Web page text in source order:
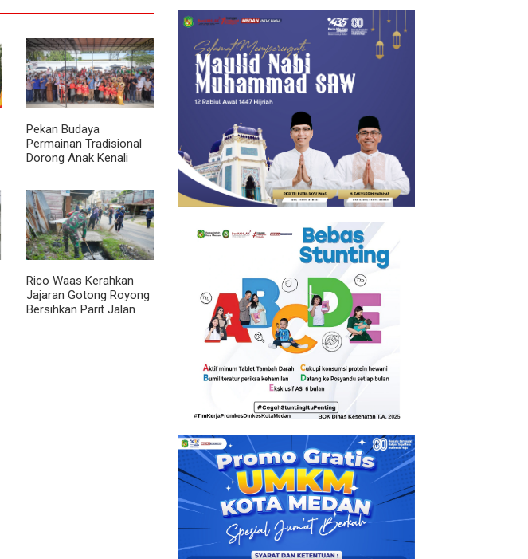
Pekan Budaya
Permainan Tradisional
Dorong Anak Kenali
Ketergantungan Gadget
Rico Waas Kerahkan
Jajaran Gotong Royong
Bersihkan Parit Jalan